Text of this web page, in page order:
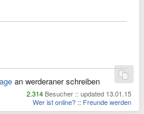
an werderaner schreiben
2.314 Besucher :: updated 13.01.15
Wer ist online? :: Freunde werden